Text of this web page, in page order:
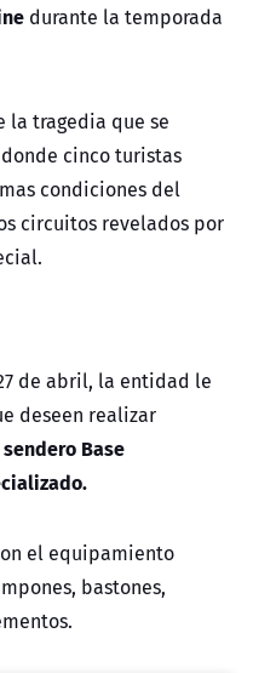
durante la temporada
la tragedia que se
cinco turistas
condiciones del
circuitos revelados por
de abril, la entidad le
deseen realizar
Base
el equipamiento
bastones,